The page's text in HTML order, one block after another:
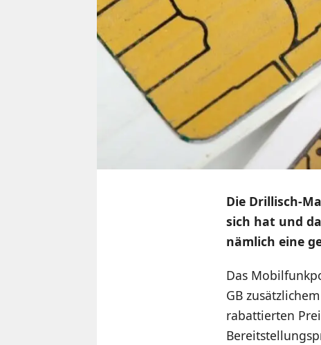
Die Drillisch-
sich hat und
nämlich eine
Das
GB
rabattierten